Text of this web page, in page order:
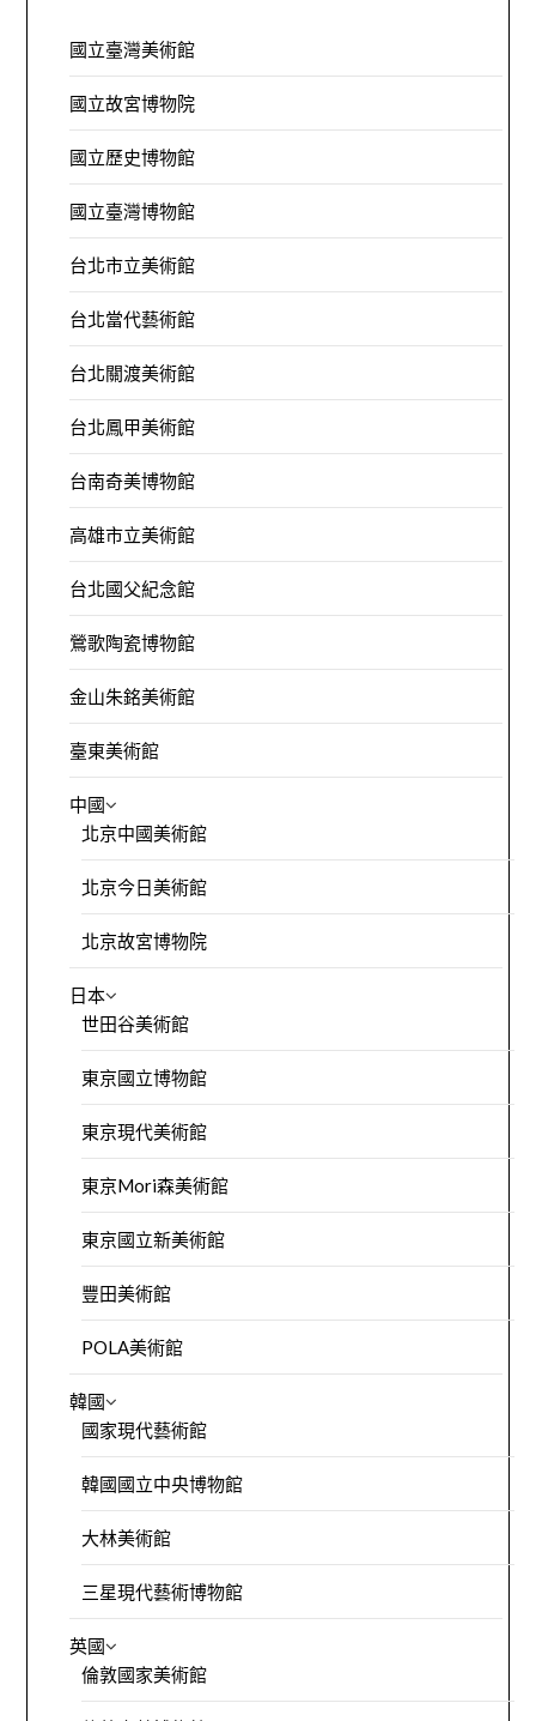
國立臺灣美術館
國立故宮博物院
國立歷史博物館
國立臺灣博物館
台北市立美術館
台北當代藝術館
台北關渡美術館
台北鳳甲美術館
台南奇美博物館
高雄市立美術館
台北國父紀念館
鶯歌陶瓷博物館
金山朱銘美術館
臺東美術館
中國
北京中國美術館
北京今日美術館
北京故宮博物院
日本
世田谷美術館
東京國立博物館
東京現代美術館
東京Mori森美術館
東京國立新美術館
豐田美術館
POLA美術館
韓國
國家現代藝術館
韓國國立中央博物館
大林美術館
三星現代藝術博物館
英國
倫敦國家美術館